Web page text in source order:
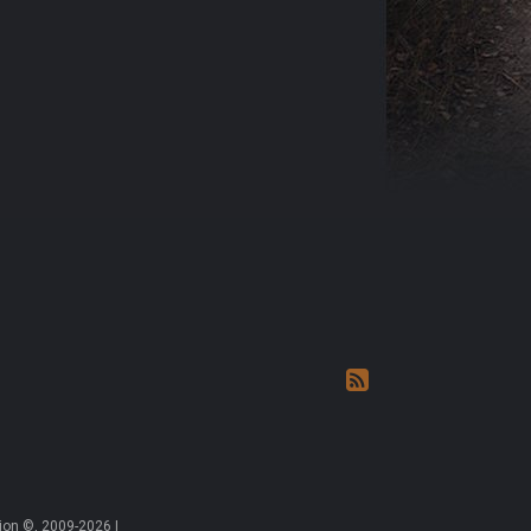
©, 2009-2026 |